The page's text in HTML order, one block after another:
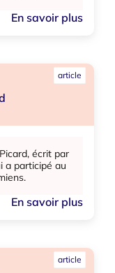
En savoir plus
article
écrit par
a participé au
En savoir plus
article